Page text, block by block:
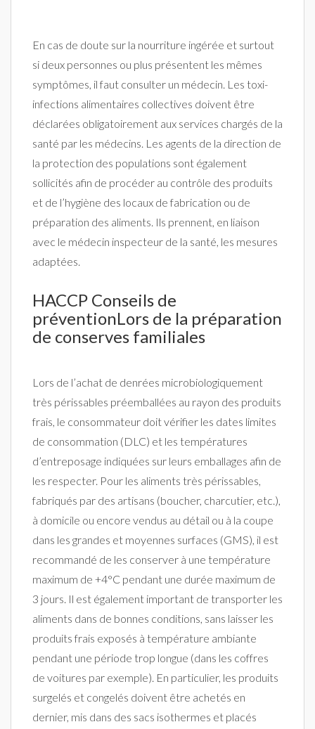
En cas de doute sur la nourriture ingérée et surtout
si deux personnes ou plus présentent les mêmes
symptômes, il faut consulter un médecin. Les toxi-
infections alimentaires collectives doivent être
déclarées obligatoirement aux services chargés de la
santé par les médecins. Les agents de la direction de
la protection des populations sont également
sollicités afin de procéder au contrôle des produits
et de l’hygiène des locaux de fabrication ou de
préparation des aliments. Ils prennent, en liaison
avec le médecin inspecteur de la santé, les mesures
adaptées.
HACCP Conseils de
préventionLors de la préparation
de conserves familiales
Lors de l’achat de denrées microbiologiquement
très périssables préemballées au rayon des produits
frais, le consommateur doit vérifier les dates limites
de consommation (DLC) et les températures
d’entreposage indiquées sur leurs emballages afin de
les respecter. Pour les aliments très périssables,
fabriqués par des artisans (boucher, charcutier, etc.),
à domicile ou encore vendus au détail ou à la coupe
dans les grandes et moyennes surfaces (GMS), il est
recommandé de les conserver à une température
maximum de +4°C pendant une durée maximum de
3 jours. Il est également important de transporter les
aliments dans de bonnes conditions, sans laisser les
produits frais exposés à température ambiante
pendant une période trop longue (dans les coffres
de voitures par exemple). En particulier, les produits
surgelés et congelés doivent être achetés en
dernier, mis dans des sacs isothermes et placés